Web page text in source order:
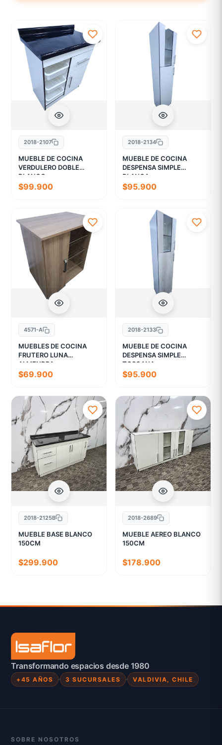
2018-2107
MUEBLE DE COCINA
VERDULERO DOBLE
BLANCO
$99.900
2018-2134
MUEBLE DE COCINA
DESPENSA SIMPLE
BLANCA
$95.900
4571-A
MUEBLES DE COCINA
FRUTERO LUNA
ALMENDRA
$69.900
2018-2133
MUEBLE DE COCINA
DESPENSA SIMPLE
TOSCANA
$95.900
2018-2125B
MUEBLE BASE BLANCO
150CM
$299.900
2018-2689
MUEBLE AEREO BLANCO
150CM
$178.900
Transformando espacios desde 1980
+45 AÑOS 3 SUCURSALES VALDIVIA, CHILE
SOBRE NOSOTROS